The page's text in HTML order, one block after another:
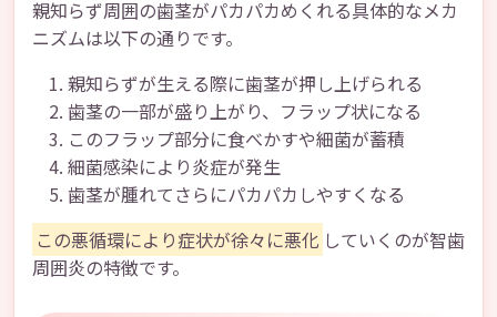
親知らず周囲の歯茎がパカパカめくれる具体的なメカ
ニズムは以下の通りです。
親知らずが生える際に歯茎が押し上げられる
歯茎の一部が盛り上がり、フラップ状になる
このフラップ部分に食べかすや細菌が蓄積
細菌感染により炎症が発生
歯茎が腫れてさらにパカパカしやすくなる
この悪循環により症状が徐々に悪化 していくのが智歯
周囲炎の特徴です。